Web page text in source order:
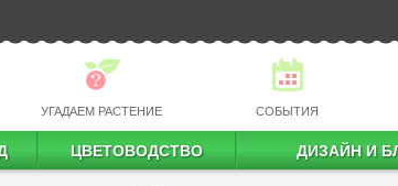
УГАДАЕМ РАСТЕНИЕ СОБЫТИЯ
ЦВЕТОВОДСТВО ДИЗАЙН И